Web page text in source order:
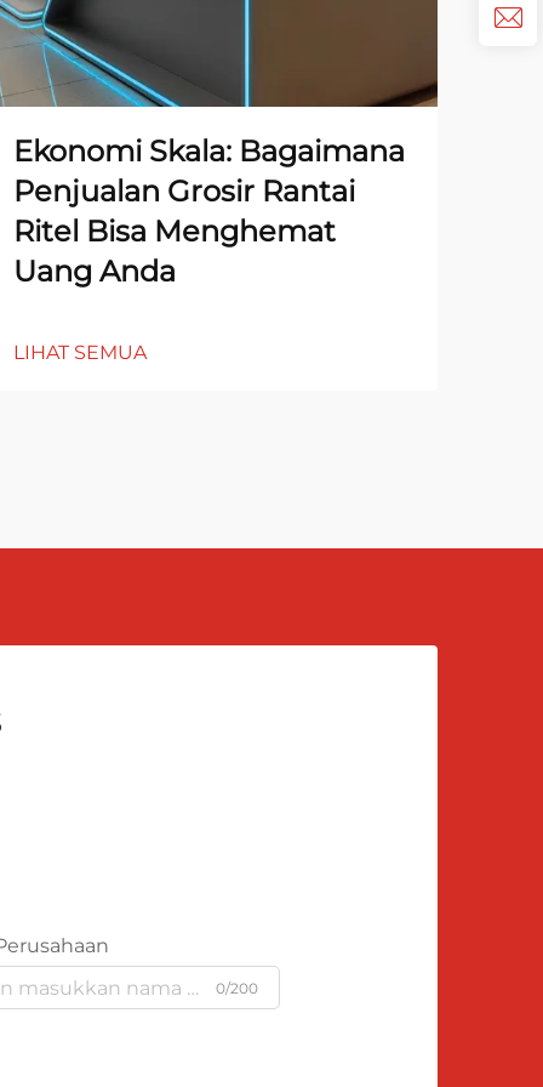
Ekonomi Skala: Bagaimana
Penjualan Grosir Rantai
Ritel Bisa Menghemat
Uang Anda
LIHAT SEMUA
0/200